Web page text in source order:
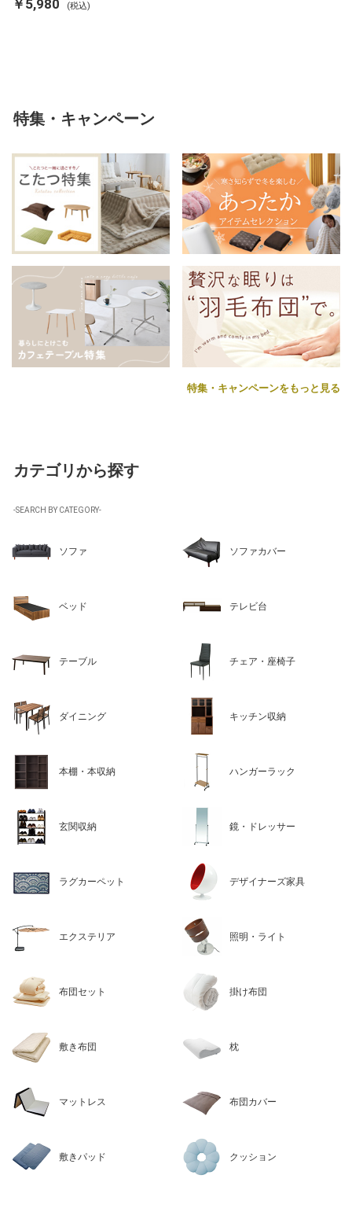
ンネル 保温 蓄熱 吸湿 発熱 断熱
￥5,980 (税込)
特集・キャンペーン
特集・キャンペーンをもっと見る
カテゴリから探す
-SEARCH BY CATEGORY-
ソファ ソファカバー
ベッド テレビ台
テーブル チェア・座椅子
ダイニング キッチン収納
本棚・本収納 ハンガーラック
玄関収納 鏡・ドレッサー
ラグカーペット デザイナーズ家具
エクステリア 照明・ライト
布団セット 掛け布団
敷き布団 枕
マットレス 布団カバー
敷きパッド クッション